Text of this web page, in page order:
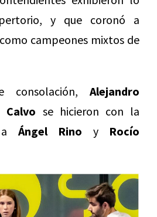
y que coronó a
campeones mixtos de
Alejandro
Calvo se hicieron con la
Ángel Rino y Rocío